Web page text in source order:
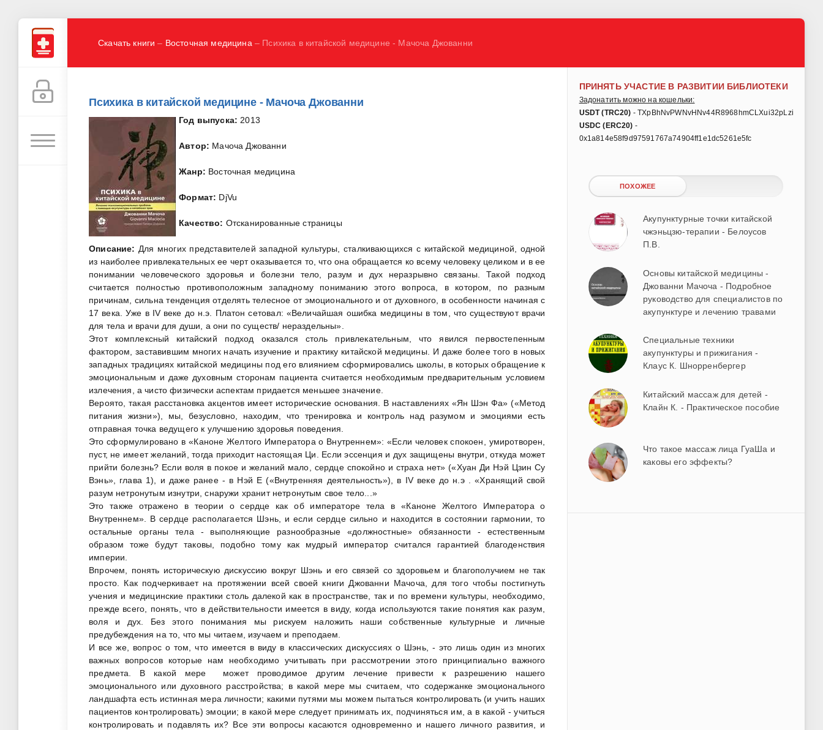
Скачать книги – Восточная медицина – Психика в китайской медицине - Мачоча Джованни
Психика в китайской медицине - Мачоча Джованни
Год выпуска: 2013
Автор: Мачоча Джованни
Жанр: Восточная медицина
Формат: DjVu
Качество: Отсканированные страницы
Описание: Для многих представителей западной культуры, сталкивающихся с китайской медициной, одной
из наиболее привлекательных ее черт оказывается то, что она обращается ко всему человеку целиком и в ее
понимании человеческого здоровья и болезни тело, разум и дух неразрывно связаны. Такой подход
считается полностью противоположным западному пониманию этого вопроса, в котором, по разным
причинам, сильна тенденция отделять телесное от эмоционального и от духовного, в особенности начиная с
17 века. Уже в IV веке до н.э. Платон сетовал: «Величайшая ошибка медицины в том, что существуют врачи
для тела и врачи для души, а они по существ/ нераздельны».
Этот комплексный китайский подход оказался столь привлекательным, что явился первостепенным
фактором, заставившим многих начать изучение и практику китайской медицины. И даже более того в новых
западных традициях китайской медицины под его влиянием сформировались школы, в которых обращение к
эмоциональным и даже духовным сторонам пациента считается необходимым предварительным условием
излечения, а чисто физически аспектам придается меньшее значение.
Вероято, такая расстановка акцентов имеет исторические основания. В наставлениях «Ян Шэн Фа» («Метод
питания жизни»), мы, безусловно, находим, что тренировка и контроль над разумом и эмоциями есть
отправная точка ведущего к улучшению здоровья поведения.
Это сформулировано в «Каноне Желтого Императора о Внутреннем»: «Если человек спокоен, умиротворен,
пуст, не имеет желаний, тогда приходит настоящая Ци. Если эссенция и дух защищены внутри, откуда может
прийти болезнь? Если воля в покое и желаний мало, сердце спокойно и страха нет» («Хуан Ди Нэй Цзин Су
Вэнь», глава 1), и даже ранее - в Нэй Е («Внутренняя деятельность»), в IV веке до н.э . «Хранящий свой
разум нетронутым изнутри, снаружи хранит нетронутым свое тело...»
Это также отражено в теории о сердце как об императоре тела в «Каноне Желтого Императора о
Внутреннем». В сердце располагается Шэнь, и если сердце сильно и находится в состоянии гармонии, то
остальные органы тела - выполняющие разнообразные «должностные» обязанности - естественным
образом тоже будут таковы, подобно тому как мудрый император считался гарантией благоденствия
империи.
Впрочем, понять историческую дискуссию вокруг Шэнь и его связей со здоровьем и благополучием не так
просто. Как подчеркивает на протяжении всей своей книги Джованни Мачоча, для того чтобы постигнуть
учения и медицинские практики столь далекой как в пространстве, так и по времени культуры, необходимо,
прежде всего, понять, что в действительности имеется в виду, когда используются такие понятия как разум,
воля и дух. Без этого понимания мы рискуем наложить наши собственные культурные и личные
предубеждения на то, что мы читаем, изучаем и преподаем.
И все же, вопрос о том, что имеется в виду в классических дискуссиях о Шэнь, - это лишь один из многих
важных вопросов которые нам необходимо учитывать при рассмотрении этого принципиально важного
предмета. В какой мере может проводимое другим лечение привести к разрешению нашего
эмоционального или духовного расстройства; в какой мере мы считаем, что содержанке эмоционального
ландшафта есть истинная мера личности; какими путями мы можем пытаться контролировать (и учить наших
пациентов контролировать) эмоции; в какой мере следует принимать их, подчиняться им, а в какой - учиться
контролировать и подавлять их? Все эти вопросы касаются одновременно и нашего личного развития, и
ПРИНЯТЬ УЧАСТИЕ В РАЗВИТИИ БИБЛИОТЕКИ
Задонатить можно на кошельки:
USDT (TRC20) - TXpBhNvPWNvHNv44R8968hmCLXui32pLzi
USDC (ERC20) -
0x1a814e58f9d97591767a74904ff1e1dc5261e5fc
ПОХОЖЕЕ
Акупунктурные точки китайской
чжэньцзю-терапии - Белоусов
П.В.
Основы китайской медицины -
Джованни Мачоча - Подробное
руководство для специалистов по
акупунктуре и лечению травами
Специальные техники
акупунктуры и прижигания -
Клаус К. Шнорренбергер
Китайский массаж для детей -
Клайн К. - Практическое пособие
Что такое массаж лица ГуаШа и
каковы его эффекты?